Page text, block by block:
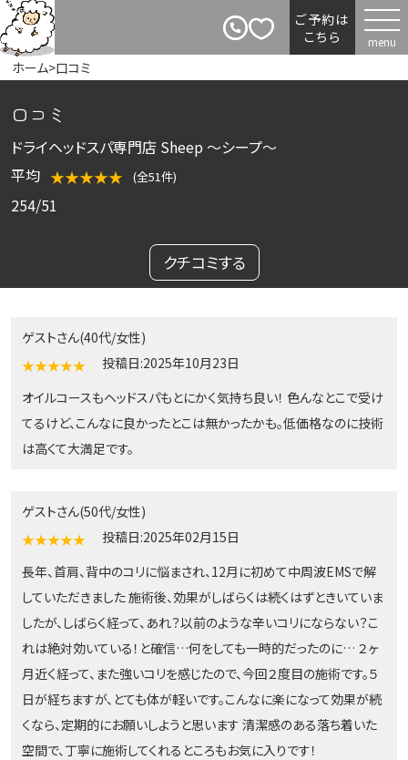
ご予約は
こちら
ホーム>口コミ
口コミ
ドライヘッドスパ専門店 Sheep ～シープ～
平均 ★★★★★ (全51件)
254/51
クチコミする
ゲストさん(40代/女性)
★★★★★
投稿日:2025年10月23日
オイルコースもヘッドスパもとにかく気持ち良い！ 色んなとこで受け
てるけど、こんなに良かったとこは無かったかも。低価格なのに技術
は高くて大満足です。
ゲストさん(50代/女性)
★★★★★
投稿日:2025年02月15日
長年、首肩、背中のコリに悩まされ、12月に初めて中周波EMSで解
していただきました 施術後、効果がしばらくは続くはずときいていま
したが、しばらく経って、あれ？以前のような辛いコリにならない？こ
れは絶対効いている！と確信…何をしても一時的だったのに… ２ヶ
月近く経って、また強いコリを感じたので、今回２度目の施術です。５
日が経ちますが、とても体が軽いです。こんなに楽になって効果が続
くなら、定期的にお願いしようと思います 清潔感のある落ち着いた
空間で、丁寧に施術してくれるところもお気に入りです！